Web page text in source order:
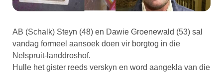
AB (Schalk) Steyn (48) en Dawie Groenewald (53) sal
vandag formeel aansoek doen vir borgtog in die
Nelspruit-landdroshof.
Hulle het gister reeds verskyn en word aangekla van die